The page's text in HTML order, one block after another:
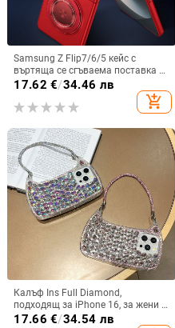
Samsung Z Flip7/6/5 кейс с
въртяща се сгъваема поставка и
магнитна скоба, 360° въртене,
поликарбонатен корпус
17.62 €/34.46 лв
add_shopping_cart
Калъф Ins Full Diamond,
подходящ за iPhone 16, за жени с
14-инчова личност, огледална
17.66 €/34.54 лв